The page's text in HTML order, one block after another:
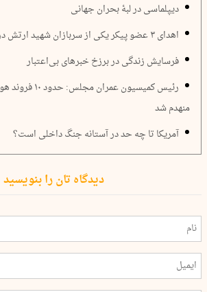
دیپلماسی در لبۀ بحران جهانی
اهدای ۳ عضو پیکر یکی از سربازان شهید ارتش در جنگ تحمیلی اخیر
فرسایش زندگی در برزخ خبرهای بی‌اعتبار
رئیس کمیسیون
منهدم شد
آمریکا تا چه حد در آستانه جنگ داخلی است؟
دیدگاه تان را بنویسید